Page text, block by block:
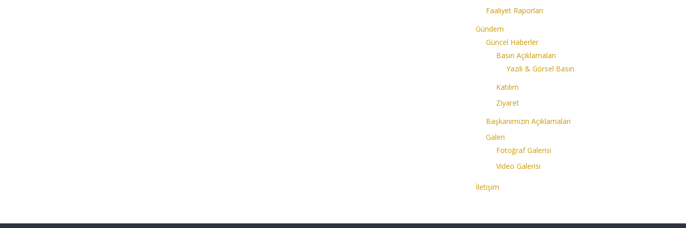
Faaliyet Raporları
Gündem
Güncel Haberler
Basın Açıklamaları
Yazılı & Görsel Basın
Katılım
Ziyaret
Başkanımızın Açıklamaları
Galeri
Fotoğraf Galerisi
Video Galerisi
İletişim